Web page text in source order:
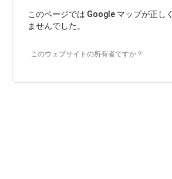
このページでは Google マップが正し
ませんでした。
このウェブサイトの所有者ですか？